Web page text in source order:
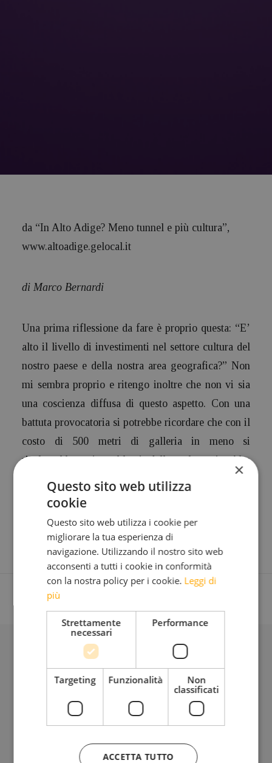
da “In Alto Adige? Meno tunnel e più cultura”,
www.altoadige.gelocal.it
di Marco Bernardi
Una prima riflessione da fare è proprio questa: “E’
alto il livello di investimenti nel settore cultura del
nostro paese e della nostra area geografica?” Non
mi sembra proprio e ritengo inoltre che non vi sia
una coscienza diffusa di questo aspetto. Con una
battuta provocatoria si potrebbe ricordare che con il
costo di 500 metri di galleria in meno si
risolverebbero i problemi della cultura in Alto
Adige per diversi anni…
Iscriviti alla mia Newsletter
Bimensile
×
Questo sito web utilizza
cookie
Questo sito web utilizza i cookie per
migliorare la tua esperienza di
navigazione. Utilizzando il nostro sito web
acconsenti a tutti i cookie in conformità
con la nostra policy per i cookie. Leggi di
più
Strettamente
necessari
Performance
Targeting Funzionalità
Non
classificati
ACCETTA TUTTO